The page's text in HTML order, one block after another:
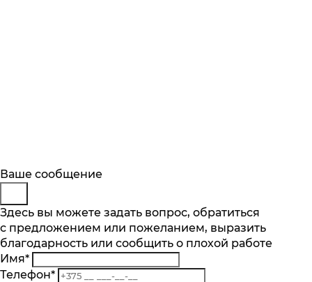
Описание
Отзывы
Основные характеристики
Загрузка кофе в зернах, гр
75
Пуск
Будьте в курсе
Подпишитесь на последние обновления
и узнавайте о новинках и специальных
предложениях первыми
Подписаться
Заказ обратного звонка
Представьтесь
Телефон*
Комментарий
Ваше сообщение
Здесь вы можете задать вопрос, обратиться
с предложением или пожеланием, выразить
благодарность или сообщить о плохой работе
Имя*
Телефон*